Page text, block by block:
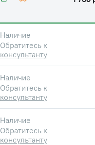
Наличие
Обратитесь к
консультанту
Наличие
Обратитесь к
консультанту
Наличие
Обратитесь к
консультанту